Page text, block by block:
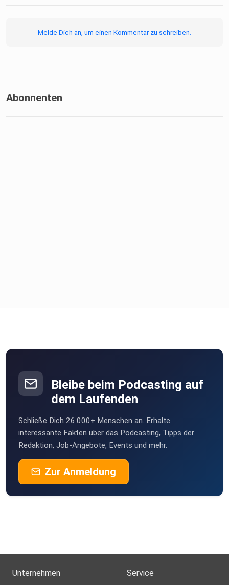
Melde Dich an, um einen Kommentar zu schreiben.
Abonnenten
Bleibe beim Podcasting auf
dem Laufenden
Schließe Dich 26.000+ Menschen an. Erhalte
interessante Fakten über das Podcasting, Tipps der
Redaktion, Job-Angebote, Events und mehr.
Zur Anmeldung
Unternehmen Service